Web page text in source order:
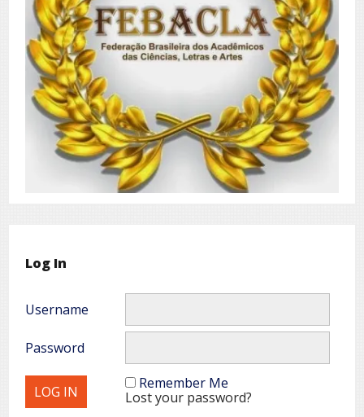
Log In
Username
Password
Remember Me
Lost your password?